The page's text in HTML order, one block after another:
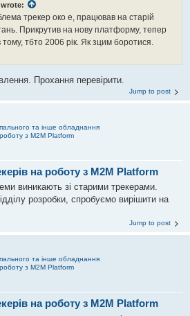
wrote:
трекер око е, працював на старій
Прикрутив на нову платформу, тепер
тому, тбто 2006 рік. Як зцим боротися.
Прохання перевірити.
Jump to post
та інше обладнання
з M2M Platform
на роботу з M2M Platform
виникають зі старими трекерами.
розробки, спробуємо вирішити на
Jump to post
та інше обладнання
з M2M Platform
на роботу з M2M Platform